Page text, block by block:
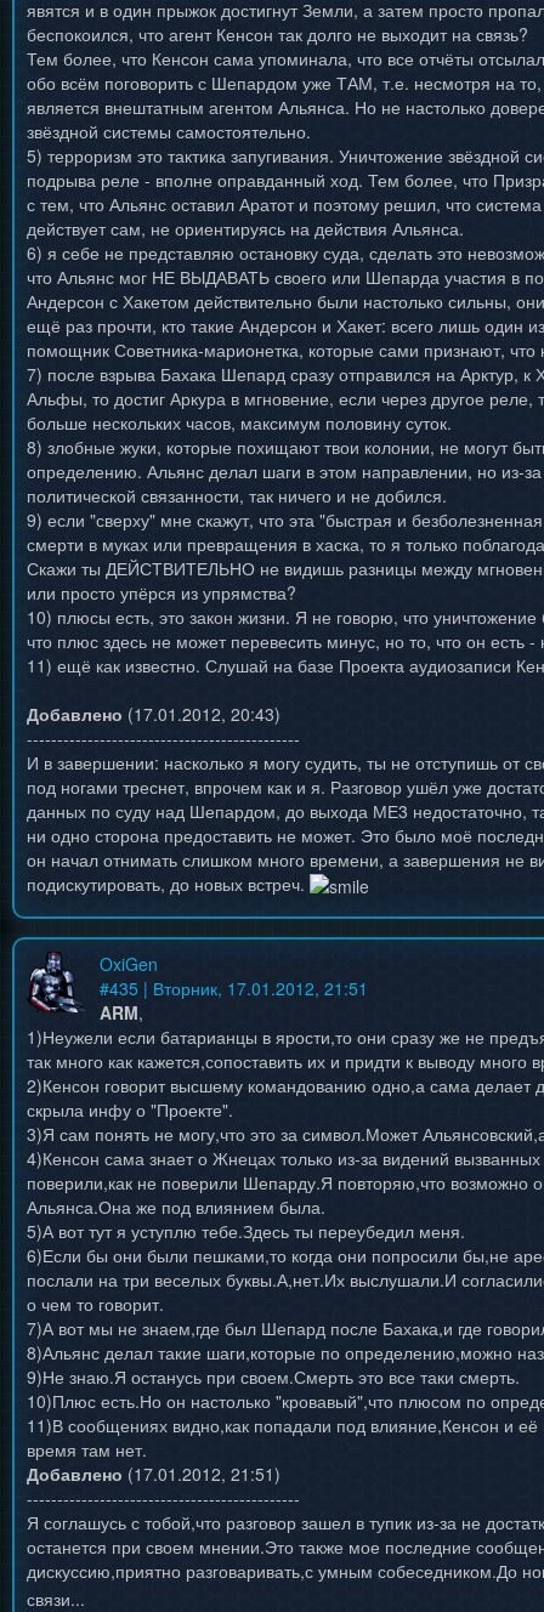
явятся и в один прыжок достигнут Земли, а затем просто
беспокоился, что агент Кенсон так долго не выходит на связь?
Тем более, что Кенсон сама упоминала, что все отчёты
обо всём поговорить с Шепардом уже ТАМ, т.е. несмотря на
является внештатным агентом Альянса. Но не настолько
звёздной системы самостоятельно.
5) терроризм это тактика запугивания. Уничтожение
подрыва реле - вполне оправданный ход. Тем более, что
с тем, что Альянс оставил Аратот и поэтому решил, что
действует сам, не ориентируясь на действия Альянса.
6) я себе не представляю остановку суда, сделать это
что Альянс мог НЕ ВЫДАВАТЬ своего или Шепарда участия в
Андерсон с Хакетом действительно были настолько сильны,
ещё раз прочти, кто такие Андерсон и Хакет: всего лишь один
помощник Советника-марионетка, которые сами признают, что
7) после взрыва Бахака Шепард сразу отправился на Арктур, к
Альфы, то достиг Аркура в мгновение, если через другое
больше нескольких часов, максимум половину суток.
8) злобные жуки, которые похищают твои колонии, не могут
определению. Альянс делал шаги в этом направлении, но из-за
политической связанности, так ничего и не добился.
9) если "сверху" мне скажут, что эта "быстрая и
смерти в муках или превращения в хаска, то я только
Скажи ты ДЕЙСТВИТЕЛЬНО не видишь разницы между
или просто упёрся из упрямства?
10) плюсы есть, это закон жизни. Я не говорю, что
что плюс здесь не может перевесить минус, но то, что он есть
11) ещё как известно. Слушай на базе Проекта аудиозаписи
Добавлено (17.01.2012, 20:43)
---------------------------------------------
И в завершении: насколько я могу судить, ты не отступишь от
под ногами треснет, впрочем как и я. Разговор ушёл уже
данных по суду над Шепардом, до выхода МЕ3 недостаточно,
ни одно сторона предоставить не может. Это было моё
он начал отнимать слишком много времени, а завершения не
подискутировать, до новых встреч.
OxiGen
#435 | Вторник, 17.01.2012, 21:51
ARM,
1)Неужели если батарианцы в ярости,то они сразу же не
так много как кажется,сопоставить их и придти к выводу много
2)Кенсон говорит высшему командованию одно,а сама делает
скрыла инфу о "Проекте".
3)Я сам понять не могу,что это за символ.Может
4)Кенсон сама знает о Жнецах только из-за видений
поверили,как не поверили Шепарду.Я повторяю,что возможно
Альянса.Она же под влиянием была.
5)А вот тут я уступлю тебе.Здесь ты переубедил меня.
6)Если бы они были пешками,то когда они попросили бы,не
послали на три веселых буквы.А,нет.Их выслушали.И
о чем то говорит.
7)А вот мы не знаем,где был Шепард после Бахака,и где
8)Альянс делал такие шаги,которые по определению,можно
9)Не знаю.Я останусь при своем.Смерть это все таки смерть.
10)Плюс есть.Но он настолько "кровавый",что плюсом по
11)В сообщениях видно,как попадали под влияние,Кенсон и её
время там нет.
Добавлено (17.01.2012, 21:51)
---------------------------------------------
Я соглашусь с тобой,что разговор зашел в тупик из-за не
останется при своем мнении.Это также мое последние
дискуссию,приятно разговаривать,с умным собеседником.До
связи...